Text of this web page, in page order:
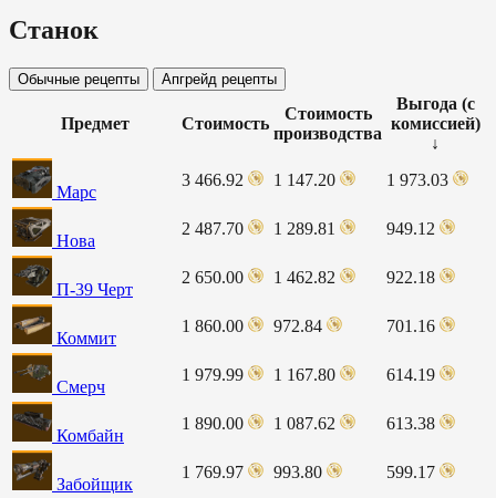
Станок
Обычные рецепты Апгрейд рецепты
Предмет Стоимость
Стоимость
производства
Выгода (с
комиссией)
↓
Марс
3 466.92 1 147.20 1 973.03
Нова
2 487.70 1 289.81 949.12
П-39 Черт
2 650.00 1 462.82 922.18
Коммит
1 860.00 972.84 701.16
Смерч
1 979.99 1 167.80 614.19
Комбайн
1 890.00 1 087.62 613.38
Забойщик
1 769.97 993.80 599.17